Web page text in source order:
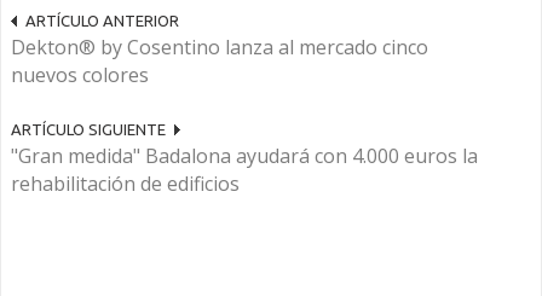
ARTÍCULO ANTERIOR
Dekton® by Cosentino lanza al mercado cinco
nuevos colores
ARTÍCULO SIGUIENTE
"Gran medida" Badalona ayudará con 4.000 euros la
rehabilitación de edificios